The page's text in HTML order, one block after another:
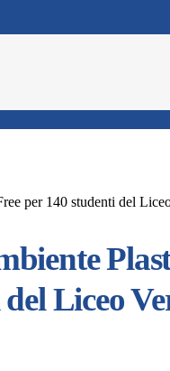
per 140 studenti del
Liceo